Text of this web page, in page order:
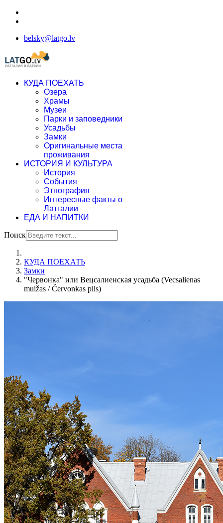
belsky@latgo.lv
КУДА ПОЕХАТЬ
Озера
Храмы
Музеи
Парки и заповедники
Усадьбы
Замки
Оригинальные места
проживания
ИСТОРИЯ И КУЛЬТУРА
История
События
Этнография
Интересные факты о
Латгалии
ЕДА И НАПИТКИ
Поиск
КУДА ПОЕХАТЬ
Замки
"Червонка" или Вецсалиенская усадьба (Vecsalienas
muižas / Červonkas pils)